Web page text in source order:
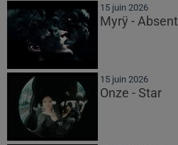
15 juin 2026
Myrÿ - Absent
15 juin 2026
Onze - Star